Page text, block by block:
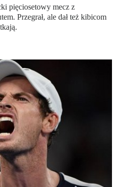
pięciosetowy mecz z
Przegrał, ale dał też kibicom